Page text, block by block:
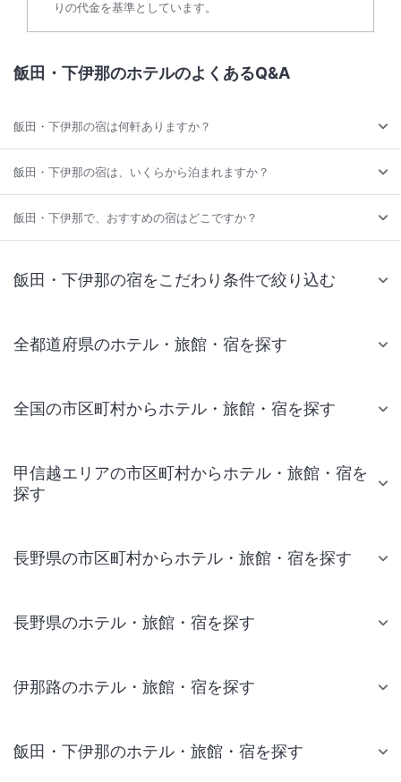
りの代金を基準としています。
飯田・下伊那のホテルのよくあるQ&A
飯田・下伊那の宿は何軒ありますか？
飯田・下伊那の宿は、いくらから泊まれますか？
飯田・下伊那で、おすすめの宿はどこですか？
飯田・下伊那の宿をこだわり条件で絞り込む
全都道府県のホテル・旅館・宿を探す
全国の市区町村からホテル・旅館・宿を探す
甲信越エリアの市区町村からホテル・旅館・宿を
探す
長野県の市区町村からホテル・旅館・宿を探す
長野県のホテル・旅館・宿を探す
伊那路のホテル・旅館・宿を探す
飯田・下伊那のホテル・旅館・宿を探す